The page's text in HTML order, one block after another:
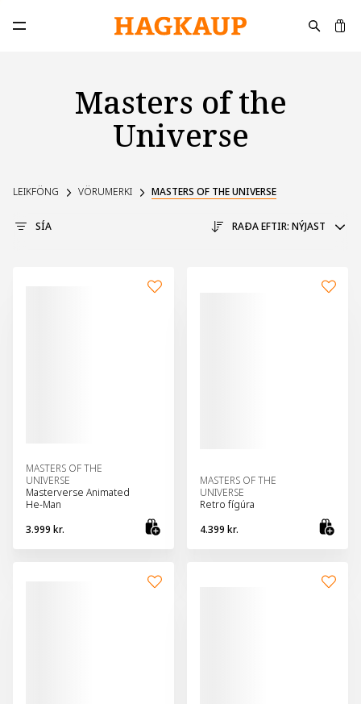
Opna aðalvalmynd
Masters of the
Universe
LEIKFÖNG VÖRUMERKI MASTERS OF THE UNIVERSE
SÍA RAÐA EFTIR: NÝJAST
MASTERS OF THE
UNIVERSE
Masterverse Animated
He-Man
3.999 kr.
Bæta við körfu
MASTERS OF THE
UNIVERSE
Retro fígúra
4.399 kr.